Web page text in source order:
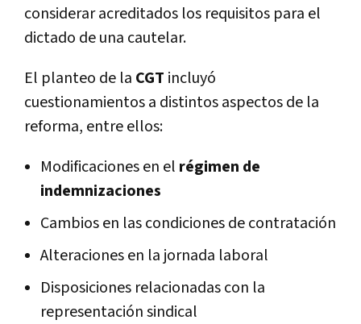
considerar acreditados los requisitos para el
dictado de una cautelar.
El planteo de la CGT incluyó
cuestionamientos a distintos aspectos de la
reforma, entre ellos:
Modificaciones en el régimen de
indemnizaciones
Cambios en las condiciones de contratación
Alteraciones en la jornada laboral
Disposiciones relacionadas con la
representación sindical